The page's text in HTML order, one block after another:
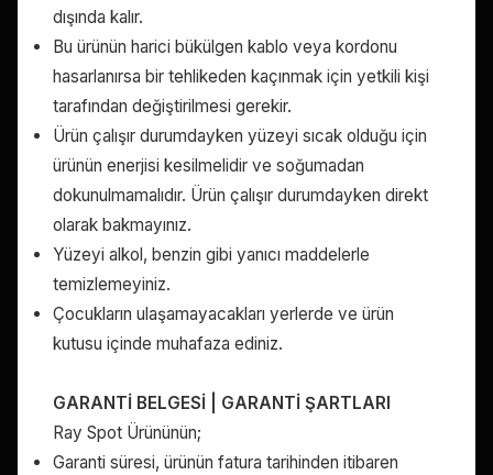
dışında kalır.
Bu ürünün harici bükülgen kablo veya kordonu
hasarlanırsa bir tehlikeden kaçınmak için yetkili kişi
tarafından değiştirilmesi gerekir.
Ürün çalışır durumdayken yüzeyi sıcak olduğu için
ürünün enerjisi kesilmelidir ve soğumadan
dokunulmamalıdır. Ürün çalışır durumdayken direkt
olarak bakmayınız.
Yüzeyi alkol, benzin gibi yanıcı maddelerle
temizlemeyiniz.
Çocukların ulaşamayacakları yerlerde ve ürün
kutusu içinde muhafaza ediniz.
GARANTİ BELGESİ | GARANTİ ŞARTLARI
Ray Spot Ürününün;
Garanti süresi, ürünün fatura tarihinden itibaren